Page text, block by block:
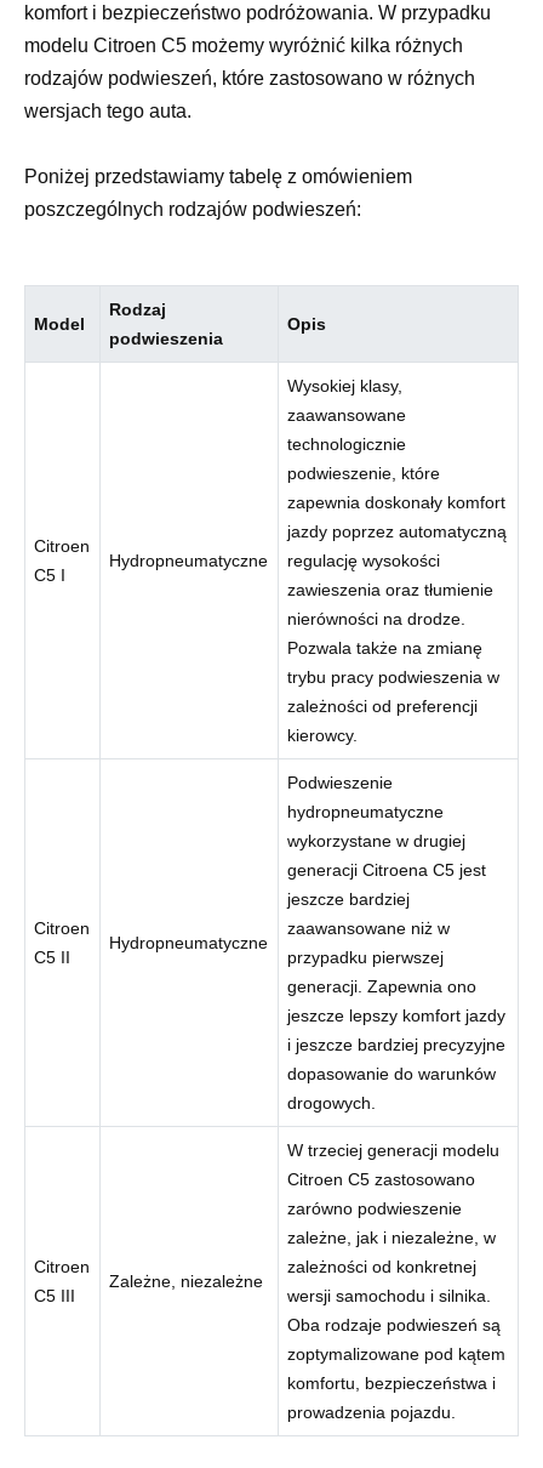
komfort i bezpieczeństwo podróżowania. W przypadku
modelu Citroen C5 możemy wyróżnić kilka różnych
rodzajów podwieszeń, które zastosowano w różnych
wersjach tego auta.
Poniżej przedstawiamy tabelę z omówieniem
poszczególnych rodzajów podwieszeń:
Model
Rodzaj
podwieszenia
Opis
Citroen
C5 I
Hydropneumatyczne
Wysokiej klasy,
zaawansowane
technologicznie
podwieszenie, które
zapewnia doskonały komfort
jazdy poprzez automatyczną
regulację wysokości
zawieszenia oraz tłumienie
nierówności na drodze.
Pozwala także na zmianę
trybu pracy podwieszenia w
zależności od preferencji
kierowcy.
Citroen
C5 II
Hydropneumatyczne
Podwieszenie
hydropneumatyczne
wykorzystane w drugiej
generacji Citroena C5 jest
jeszcze bardziej
zaawansowane niż w
przypadku pierwszej
generacji. Zapewnia ono
jeszcze lepszy komfort jazdy
i jeszcze bardziej precyzyjne
dopasowanie do warunków
drogowych.
Citroen
C5 III
Zależne, niezależne
W trzeciej generacji modelu
Citroen C5 zastosowano
zarówno podwieszenie
zależne, jak i niezależne, w
zależności od konkretnej
wersji samochodu i silnika.
Oba rodzaje podwieszeń są
zoptymalizowane pod kątem
komfortu, bezpieczeństwa i
prowadzenia pojazdu.